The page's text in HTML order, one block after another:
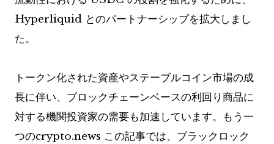
Hyperliquid とのパートナーシップを拡大しまし
た。
トークン化された資産やステーブルコイン市場の成
長に伴い、ブロックチェーンベースの利回り商品に
対する機関投資家の需要も加速しています。もう一
つのcrypto.news この記事では、ブラックロック